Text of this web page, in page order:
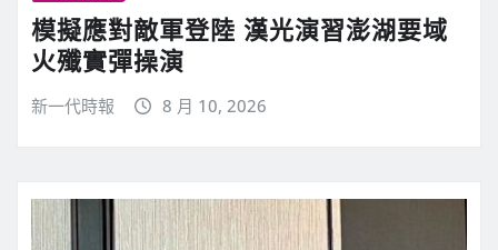
模擬應對敵軍登陸 漢光演習澎湖要域
火殲實彈操演
新一代時報 8 月 10, 2026